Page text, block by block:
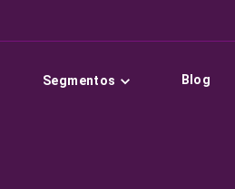
Segmentos Blog